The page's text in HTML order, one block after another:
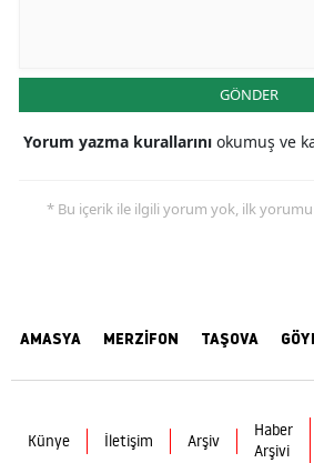
GÖNDER
Yorum yazma kurallarını okumuş ve
* Bu içerik ile ilgili yorum yok, ilk yorumu
AMASYA MERZİFON TAŞOVA
Künye İletişim Arşiv
Haber
Arşivi